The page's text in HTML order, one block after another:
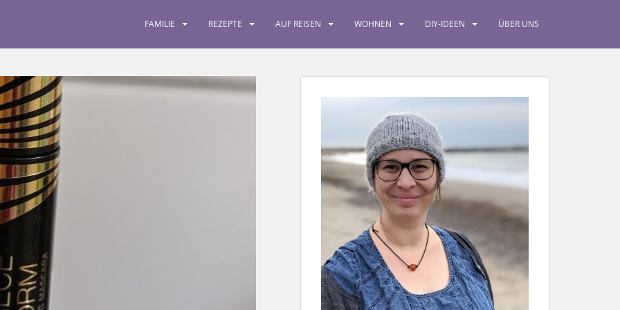
FAMILIE REZEPTE AUF REISEN WOHNEN DIY-IDEEN ÜBER UNS